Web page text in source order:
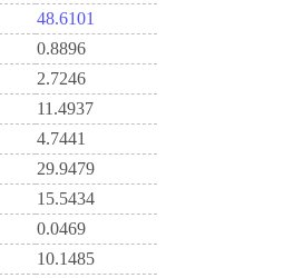
48.6101
0.8896
2.7246
11.4937
4.7441
29.9479
15.5434
0.0469
10.1485